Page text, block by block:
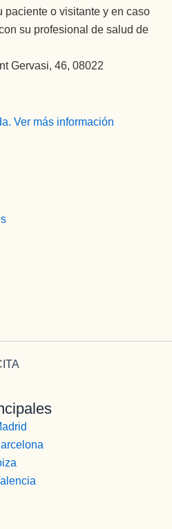
paciente o visitante y en caso
su profesional de salud de
Gervasi, 46, 08022